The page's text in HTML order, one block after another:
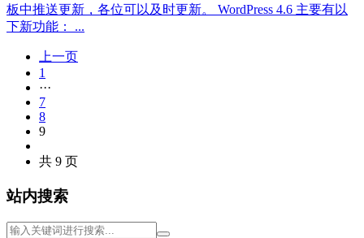
板中推送更新，各位可以及时更新。 WordPress 4.6 主要有以
下新功能： ...
上一页
1
···
7
8
9
共 9 页
站内搜索